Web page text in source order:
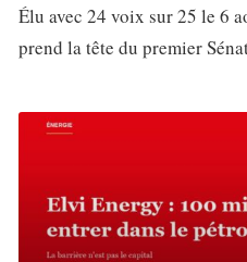
Élu avec 24 voix sur 25 le 6
prend la tête du premier